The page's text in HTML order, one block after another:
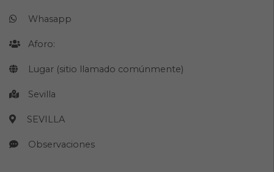
Whasapp
Aforo:
Lugar (sitio llamado comúnmente)
Sevilla
SEVILLA
Observaciones